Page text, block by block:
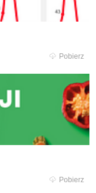
Pobierz
Pobierz